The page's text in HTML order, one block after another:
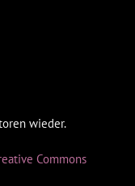
wieder.
Commons